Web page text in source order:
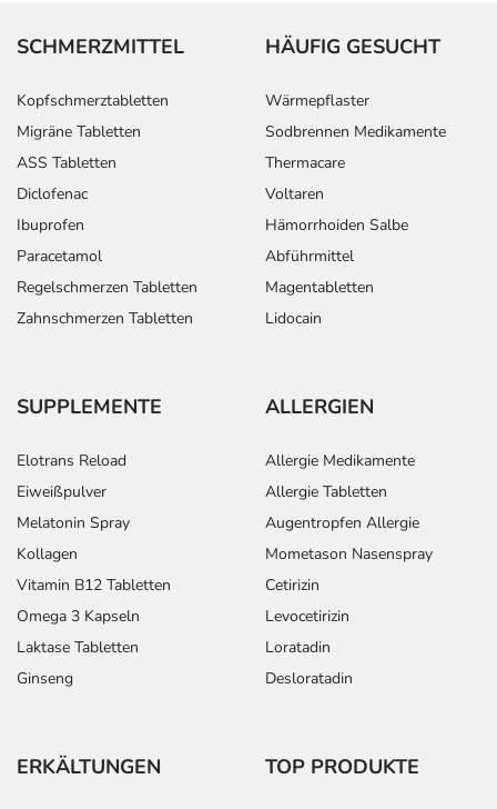
SCHMERZMITTEL
Kopfschmerztabletten
Migräne Tabletten
ASS Tabletten
Diclofenac
Ibuprofen
Paracetamol
Regelschmerzen Tabletten
Zahnschmerzen Tabletten
HÄUFIG GESUCHT
Wärmepflaster
Sodbrennen Medikamente
Thermacare
Voltaren
Hämorrhoiden Salbe
Abführmittel
Magentabletten
Lidocain
SUPPLEMENTE
Elotrans Reload
Eiweißpulver
Melatonin Spray
Kollagen
Vitamin B12 Tabletten
Omega 3 Kapseln
Laktase Tabletten
Ginseng
ALLERGIEN
Allergie Medikamente
Allergie Tabletten
Augentropfen Allergie
Mometason Nasenspray
Cetirizin
Levocetirizin
Loratadin
Desloratadin
ERKÄLTUNGEN TOP PRODUKTE